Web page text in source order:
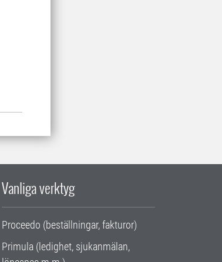
Vanliga verktyg
Proceedo (beställningar, fakturor)
Primula (ledighet, sjukanmälan,